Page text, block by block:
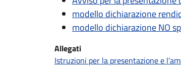
modello dichiarazione
modello dichiarazione NO
Allegati
Istruzioni per la presentazione e